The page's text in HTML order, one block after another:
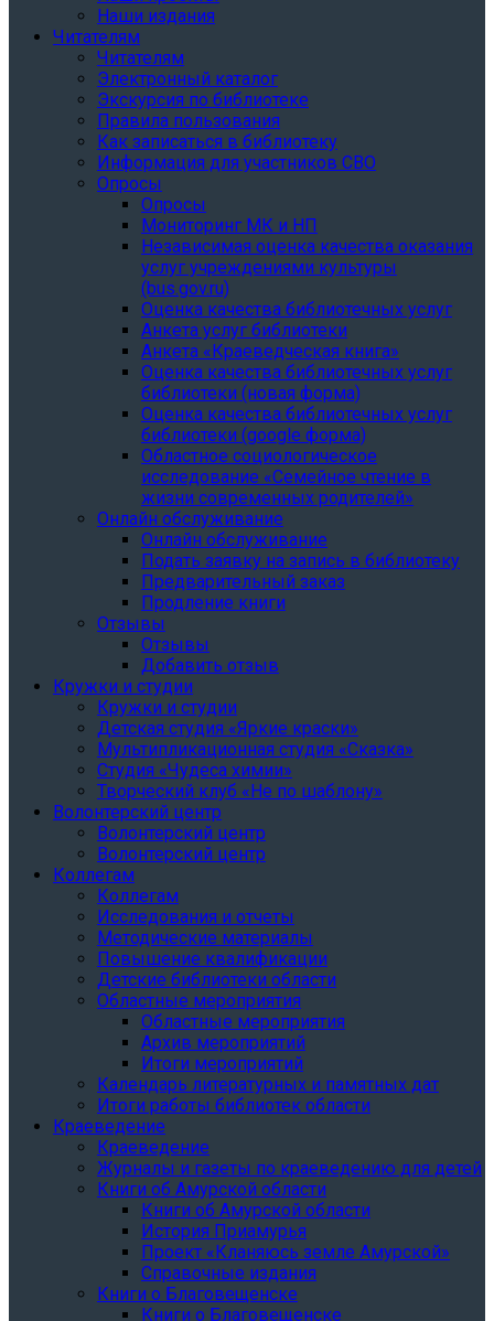
Наши издания
Читателям
Читателям
Электронный каталог
Экскурсия по библиотеке
Правила пользования
Как записаться в библиотеку
Информация для участников СВО
Опросы
Опросы
Мониторинг МК и НП
Независимая оценка качества оказания
услуг учреждениями культуры
(bus.gov.ru)
Оценка качества библиотечных услуг
Анкета услуг библиотеки
Анкета «Краеведческая книга»
Oценка качества библиотечных услуг
библиотеки (новая форма)
Oценка качества библиотечных услуг
библиотеки (google форма)
Областное социологическое
исследование «Семейное чтение в
жизни современных родителей»
Онлайн обслуживание
Онлайн обслуживание
Подать заявку на запись в библиотеку
Предварительный заказ
Продление книги
Отзывы
Отзывы
Добавить отзыв
Кружки и студии
Кружки и студии
Детская студия «Яркие краски»
Мультипликационная студия «Сказка»
Студия «Чудеса химии»
Творческий клуб «Не по шаблону»
Волонтерский центр
Волонтерский центр
Волонтерский центр
Коллегам
Коллегам
Исследования и отчеты
Методические материалы
Повышение квалификации
Детские библиотеки области
Областные мероприятия
Областные мероприятия
Архив мероприятий
Итоги мероприятий
Календарь литературных и памятных дат
Итоги работы библиотек области
Краеведение
Краеведение
Журналы и газеты по краеведению для детей
Книги об Амурской области
Книги об Амурской области
История Приамурья
Проект «Кланяюсь земле Амурской»
Справочные издания
Книги о Благовещенске
Книги о Благовещенске